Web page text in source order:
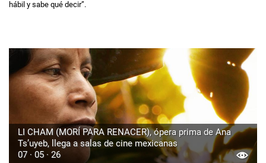
hábil y sabe qué decir”.
LI CHAM (MORÍ PARA RENACER), ópera prima de Ana
Ts’uyeb, llega a salas de cine mexicanas
07 · 05 · 26